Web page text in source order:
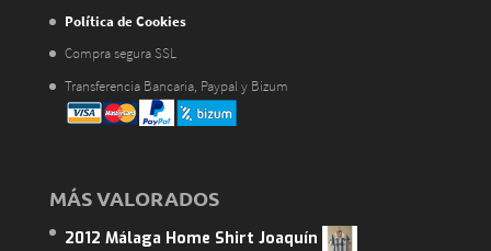
Política de Cookies
Compra segura SSL
Transferencia Bancaria, Paypal y Bizum
MÁS VALORADOS
2012 Málaga Home Shirt Joaquín